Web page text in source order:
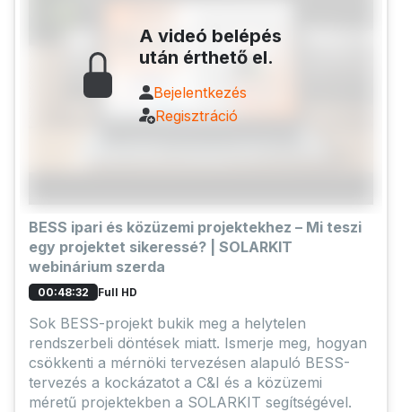
A videó belépés
után érthető el.
Bejelentkezés
Regisztráció
BESS ipari és közüzemi projektekhez – Mi teszi
egy projektet sikeressé? | SOLARKIT
webinárium szerda
00:48:32 Full HD
Sok BESS-projekt bukik meg a helytelen
rendszerbeli döntések miatt. Ismerje meg, hogyan
csökkenti a mérnöki tervezésen alapuló BESS-
tervezés a kockázatot a C&I és a közüzemi
méretű projektekben a SOLARKIT segítségével.